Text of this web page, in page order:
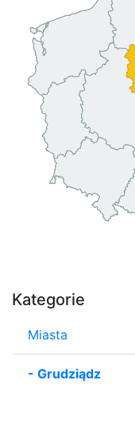
Kategorie
Miasta
- Grudziądz